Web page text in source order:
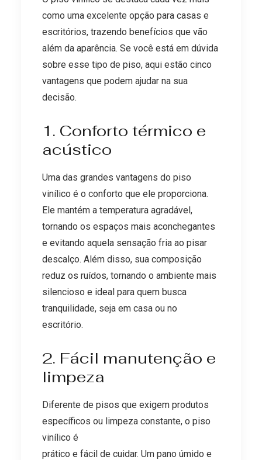
como uma excelente opção para casas e
escritórios, trazendo benefícios que vão
além da aparência. Se você está em dúvida
sobre esse tipo de piso, aqui estão cinco
vantagens que podem ajudar na sua
decisão.
1. Conforto térmico e
acústico
Uma das grandes vantagens do piso
vinílico é o conforto que ele proporciona.
Ele mantém a temperatura agradável,
tornando os espaços mais aconchegantes
e evitando aquela sensação fria ao pisar
descalço. Além disso, sua composição
reduz os ruídos, tornando o ambiente mais
silencioso e ideal para quem busca
tranquilidade, seja em casa ou no
escritório.
2. Fácil manutenção e
limpeza
Diferente de pisos que exigem produtos
específicos ou limpeza constante, o piso
vinílico é
prático e fácil de cuidar. Um pano úmido e